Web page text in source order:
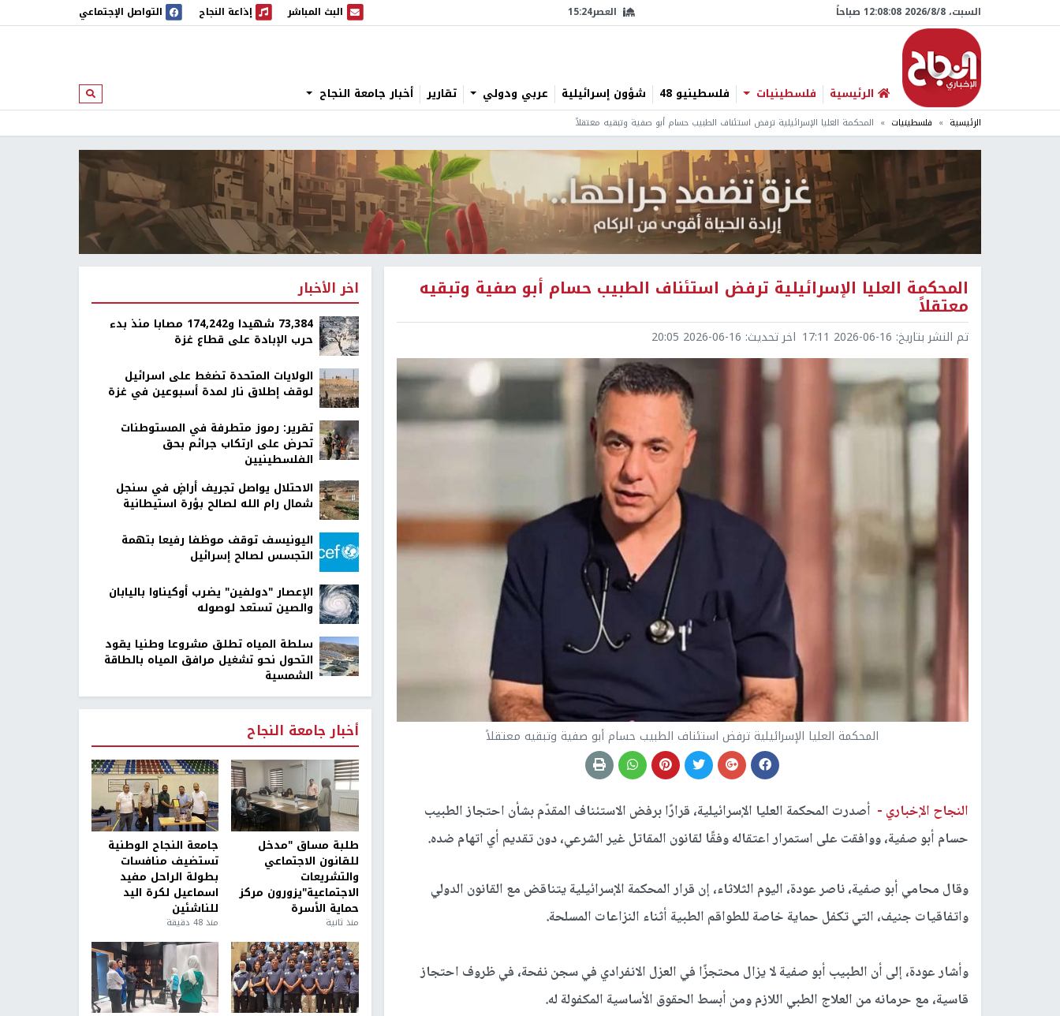
السبت، 8/‏8/‏2026 12:08:09 صباحاً العصر15:24 البث المباشر
البث المباشر إذاعة النجاح
إذاعة النجاح التواصل الإجتماعي
الرئيسية فلسطينيات فلسطينيو 48 شؤون إسرائيلية عربي ودولي تقارير أخبار جامعة النجاح ابحث
الرئيسية فلسطينيات المحكمة العليا الإسرائيلية ترفض استئناف الطبيب حسام أبو صفية وتبقيه معتقلاً
المحكمة العليا الإسرائيلية ترفض استئناف الطبيب حسام أبو صفية وتبقيه
معتقلاً
تم النشر بتاريخ: 2026-06-16 17:11 اخر تحديث: 2026-06-16 20:05
المحكمة العليا الإسرائيلية ترفض استئناف الطبيب حسام أبو صفية وتبقيه معتقلاً
النجاح الإخباري - أصدرت المحكمة العليا الإسرائيلية، قرارًا برفض الاستئناف المقدّم بشأن احتجاز الطبيب
حسام أبو صفية، ووافقت على استمرار اعتقاله وفقًا لقانون المقاتل غير الشرعي، دون تقديم أي اتهام ضده.
وقال محامي أبو صفية، ناصر عودة، اليوم الثلاثاء، إن قرار المحكمة الإسرائيلية يتناقض مع القانون الدولي
واتفاقيات جنيف، التي تكفل حماية خاصة للطواقم الطبية أثناء النزاعات المسلحة.
وأشار عودة، إلى أن الطبيب أبو صفية لا يزال محتجزًا في العزل الانفرادي في سجن نفحة، في ظروف احتجاز
قاسية، مع حرمانه من العلاج الطبي اللازم ومن أبسط الحقوق الأساسية المكفولة له.
اخر الأخبار
73,384 شهيدا و174,242 مصابا منذ بدء
حرب الإبادة على قطاع غزة
الولايات المتحدة تضغط على اسرائيل
لوقف إطلاق نار لمدة أسبوعين في غزة
تقرير: رموز متطرفة في المستوطنات
تحرض على ارتكاب جرائم بحق
الفلسطينيين
الاحتلال يواصل تجريف أراضٍ في سنجل
شمال رام الله لصالح بؤرة استيطانية
اليونيسف توقف موظفا رفيعا بتهمة
التجسس لصالح إسرائيل
الإعصار "دولفين" يضرب أوكيناوا باليابان
والصين تستعد لوصوله
سلطة المياه تطلق مشروعا وطنيا يقود
التحول نحو تشغيل مرافق المياه بالطاقة
الشمسية
أخبار جامعة النجاح
طلبة مساق "مدخل
للقانون الاجتماعي
والتشريعات
الاجتماعية"يزورون مركز
حماية الأسرة
منذ ثانية
جامعة النجاح الوطنية
تستضيف منافسات
بطولة الراحل مفيد
اسماعيل لكرة اليد
للناشئين
منذ 48 دقيقة